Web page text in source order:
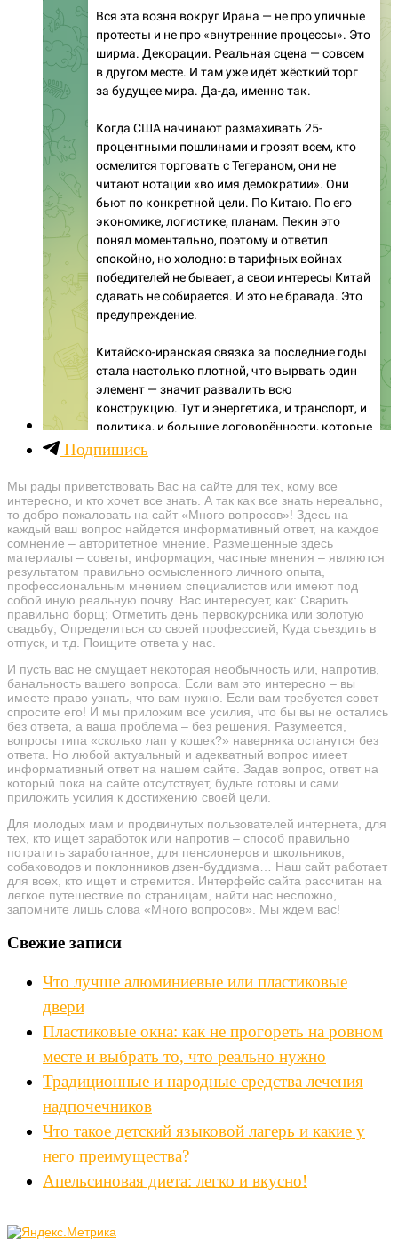
Подпишись
Мы рады приветствовать Вас на сайте для тех, кому все
интересно, и кто хочет все знать. А так как все знать нереально,
то добро пожаловать на сайт «Много вопросов»! Здесь на
каждый ваш вопрос найдется информативный ответ, на каждое
сомнение – авторитетное мнение. Размещенные здесь
материалы – советы, информация, частные мнения – являются
результатом правильно осмысленного личного опыта,
профессиональным мнением специалистов или имеют под
собой иную реальную почву. Вас интересует, как: Сварить
правильно борщ; Отметить день первокурсника или золотую
свадьбу; Определиться со своей профессией; Куда съездить в
отпуск, и т.д. Поищите ответа у нас.
И пусть вас не смущает некоторая необычность или, напротив,
банальность вашего вопроса. Если вам это интересно – вы
имеете право узнать, что вам нужно. Если вам требуется совет –
спросите его! И мы приложим все усилия, что бы вы не остались
без ответа, а ваша проблема – без решения. Разумеется,
вопросы типа «сколько лап у кошек?» наверняка останутся без
ответа. Но любой актуальный и адекватный вопрос имеет
информативный ответ на нашем сайте. Задав вопрос, ответ на
который пока на сайте отсутствует, будьте готовы и сами
приложить усилия к достижению своей цели.
Для молодых мам и продвинутых пользователей интернета, для
тех, кто ищет заработок или напротив – способ правильно
потратить заработанное, для пенсионеров и школьников,
собаководов и поклонников дзен-буддизма… Наш сайт работает
для всех, кто ищет и стремится. Интерфейс сайта рассчитан на
легкое путешествие по страницам, найти нас несложно,
запомните лишь слова «Много вопросов». Мы ждем вас!
Свежие записи
Что лучше алюминиевые или пластиковые
двери
Пластиковые окна: как не прогореть на ровном
месте и выбрать то, что реально нужно
Традиционные и народные средства лечения
надпочечников
Что такое детский языковой лагерь и какие у
него преимущества?
Апельсиновая диета: легко и вкусно!